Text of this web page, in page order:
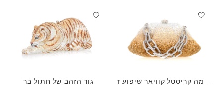
ג'מה קריסטל קוויאר שיפוע ז
גור הזהב של חתול בר